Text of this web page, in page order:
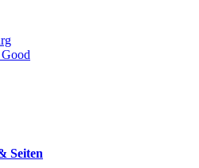
Seiten